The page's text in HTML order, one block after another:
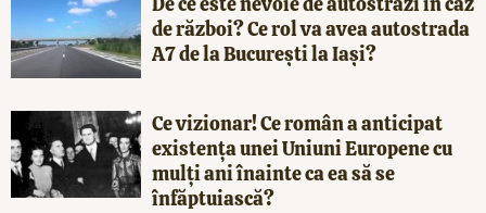
de război? Ce rol va avea autostrada
A7 de la București la Iași?
Ce vizionar! Ce român a anticipat
existența unei Uniuni Europene cu
mulți ani înainte ca ea să se
înfăptuiască?